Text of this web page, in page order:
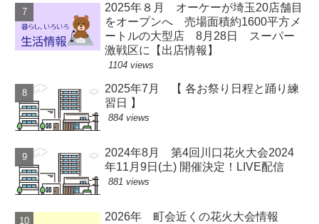
2025年８月 オーケーが埼玉20店舗目
をオープンへ 売場面積約1600平方メ
ートルの大型店 8月28日 スーパー
激戦区に【出店情報】
1104 views
2025年7月 【 各お祭り日程と踊り練
習日 】
884 views
2024年8月 第4回川口花火大会2024
年11月9日(土) 開催決定！LIVE配信
881 views
2026年 町会近くの花火大会情報